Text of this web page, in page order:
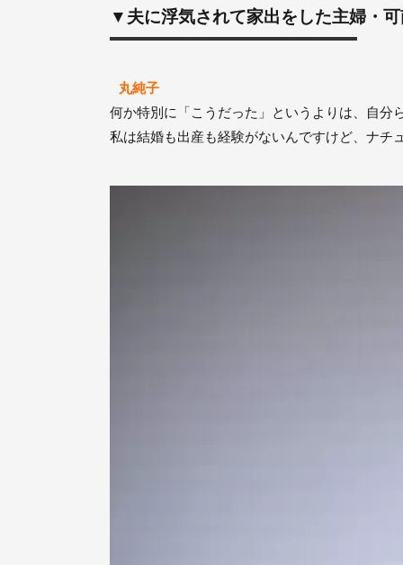
▼夫に浮気されて家出をした主婦・
丸純子
何か特別に「こうだった」というよりは、自
私は結婚も出産も経験がないんですけど、ナチ